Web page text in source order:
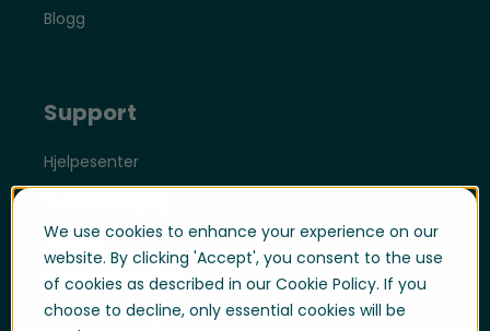
We use cookies to enhance your experience on our
website. By clicking 'Accept', you consent to the use
of cookies as described in our Cookie Policy. If you
choose to decline, only essential cookies will be
Blogg
Support
Hjelpesenter
Support
Supportpålogging
Whistleblowing